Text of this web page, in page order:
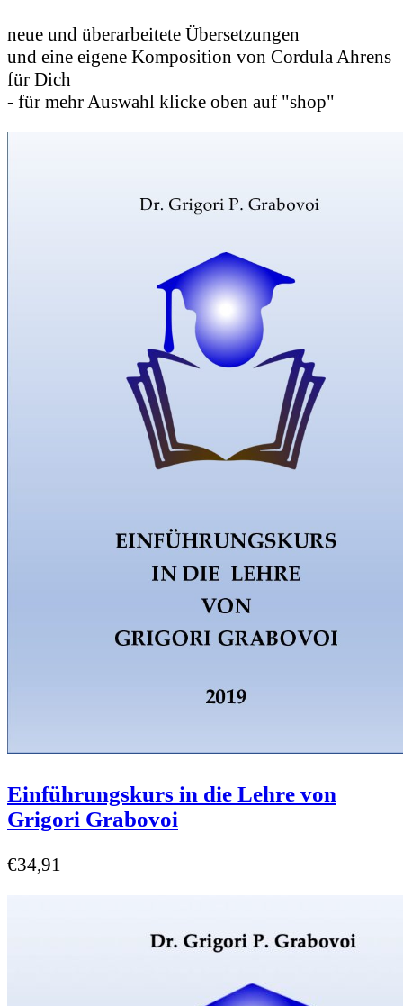
neue und überarbeitete Übersetzungen
und eine eigene Komposition von Cordula Ahrens
für Dich
- für mehr Auswahl klicke oben auf "shop"
Einführungskurs in die Lehre von
Grigori Grabovoi
€34,91